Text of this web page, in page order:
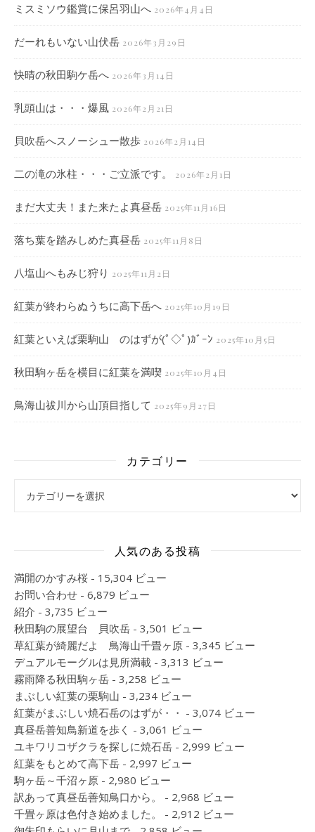
ミスミソウ鑑賞に保呂羽山へ 2026年4月4日
だーれもいない山伏岳 2026年3月29日
快晴の秋田駒ケ岳へ 2026年3月14日
乳頭山は・・・爆風 2026年2月21日
貝吹岳へスノーシュー散歩 2026年2月14日
二の滝の氷柱・・・ご立派です。 2026年2月1日
まだ大丈夫！また来たよ真昼岳 2025年11月16日
落ち葉を踏みしめた真昼岳 2025年11月8日
八塩山へもみじ狩り 2025年11月2日
紅葉が終わらぬうちに高下岳へ 2025年10月19日
紅葉といえば栗駒山 のはずが(ﾟ◇ﾟ)ｶﾞｰﾝ 2025年10月5日
秋田駒ヶ岳を横目に紅葉を満喫 2025年10月4日
鳥海山祓川から山頂目指して 2025年9月27日
カテゴリー
人気のある投稿
満開のかすみ桜 - 15,304 ビュー
お問い合わせ - 6,879 ビュー
紹介 - 3,735 ビュー
秋田駒の展望台 貝吹岳 - 3,501 ビュー
草紅葉が綺麗だよ 鳥海山千畳ヶ原 - 3,345 ビュー
デュアルモーグルは見所満載 - 3,313 ビュー
霧雨降る秋田駒ヶ岳 - 3,258 ビュー
まぶしい紅葉の栗駒山 - 3,234 ビュー
紅葉がまぶしい焼石岳のはずが・・ - 3,074 ビュー
真昼岳善知鳥新道を歩く - 3,061 ビュー
ユキワリコザクラを探しに焼石岳 - 2,999 ビュー
紅葉をもとめて高下岳 - 2,997 ビュー
駒ヶ岳～千沼ヶ原 - 2,980 ビュー
訳あって真昼岳善知鳥口から。
- 2,968 ビュー
千畳ヶ原は色付き始めました。
- 2,912 ビュー